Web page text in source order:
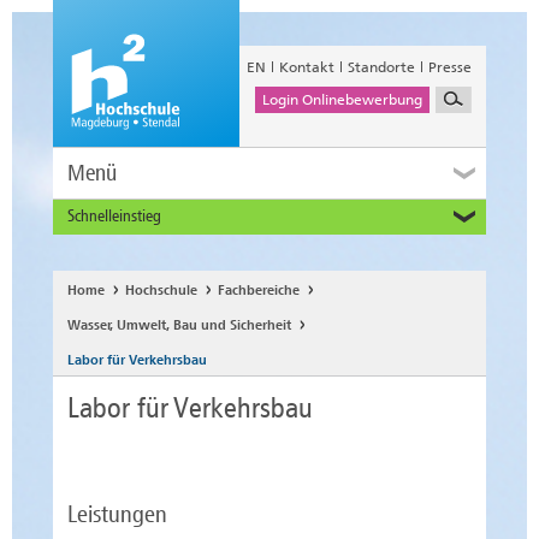
EN Kontakt Standorte
Presse
Login Onlinebewerbung
Menü
Schnelleinstieg
Alumni
Unternehmen und Institutionen
Beschäftigte
International
Home Hochschule Fachbereiche
Wasser, Umwelt, Bau und Sicherheit
Labor für Verkehrsbau
Labor für Verkehrsbau
Leistungen